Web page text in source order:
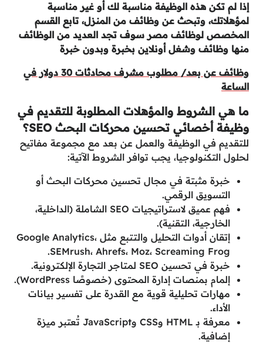
إذا لم تكن هذه الوظيفة مناسبة لك أو غير مناسبة
لمؤهلاتك، وتبحث عن وظائف من المنزل، تابع القسم
المخصص لوظائف مصر سوف تجد العديد من الوظائف
منها وظائف وشغل أونلاين بخبرة وبدون خبرة
وظائف عن بعد/ مطلوب مشرف محادثات 30 دولار في
الساعة
ما هي الشروط والمؤهلات المطلوبة للتقديم في
وظيفة أخصائي تحسين محركات البحث SEO؟
للتقديم في الوظيفة والعمل عن بعد مع مجموعة مفاتيح
لحلول التكنولوجيا، يجب توافر الشروط الآتية:
خبرة مثبتة في مجال تحسين محركات البحث أو
التسويق الرقمي.
فهم عميق لاستراتيجيات SEO الشاملة (الداخلية،
الخارجية، التقنية).
إتقان أدوات التحليل والتتبع مثل Google Analytics،
SEMrush، Ahrefs، Moz، Screaming Frog.
خبرة في تحسين SEO لمتاجر التجارة الإلكترونية.
إلمام بمنصات إدارة المحتوى (خصوصًا WordPress).
مهارات تحليلية قوية مع القدرة على تفسير بيانات
الأداء.
معرفة بـ HTML وCSS وJavaScript تُعتبر ميزة
إضافية.